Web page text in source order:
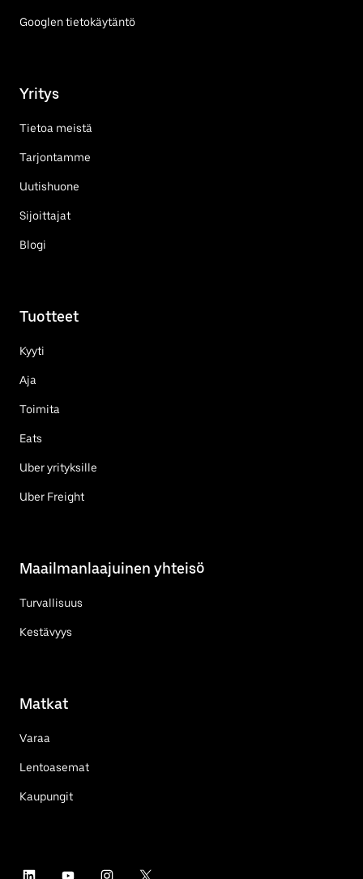
Googlen tietokäytäntö
Yritys
Tietoa meistä
Tarjontamme
Uutishuone
Sijoittajat
Blogi
Tuotteet
Kyyti
Aja
Toimita
Eats
Uber yrityksille
Uber Freight
Maailmanlaajuinen yhteisö
Turvallisuus
Kestävyys
Matkat
Varaa
Lentoasemat
Kaupungit